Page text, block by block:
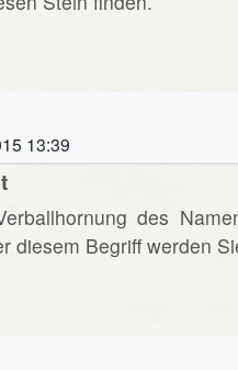
13:39
des
diesem Begriff werden